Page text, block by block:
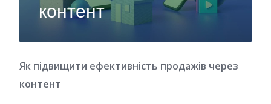
контент
Як підвищити ефективність продажів через
контент